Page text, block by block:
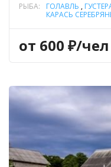
РЫБА:
ГОЛАВЛЬ ,
КАРАСЬ
от 600 ₽/чел